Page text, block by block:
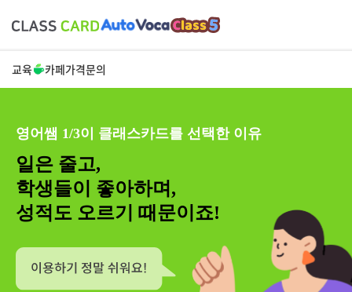
교육 카페가격문의
영어쌤 1/3이 클래스카드를 선택한 이유
일은 줄고,
학생들이 좋아하며,
성적도 오르기 때문이죠!